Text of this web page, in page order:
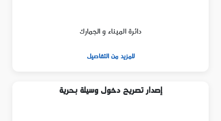
دائرة الميناء و الجمارك
للمزيد من التفاصيل
إصدار تصريح دخول وسيلة بحرية